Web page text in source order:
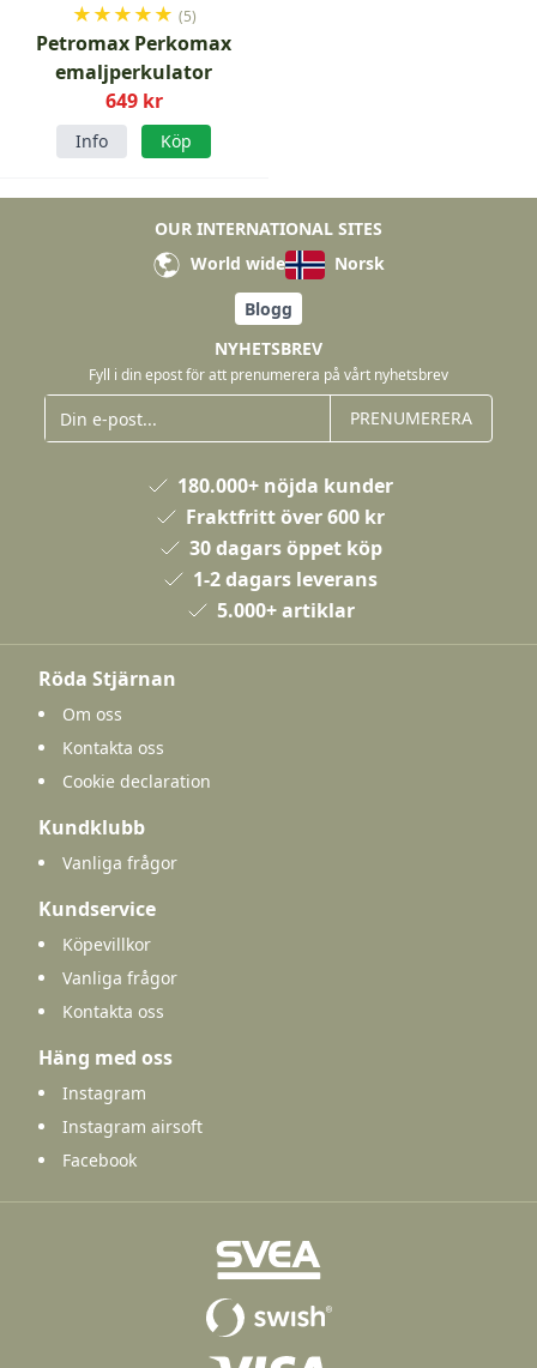
★★★★★ (5)
Petromax Perkomax
emaljperkulator
649 kr
Info Köp
OUR INTERNATIONAL SITES
World wide
Norsk
Blogg
NYHETSBREV
Fyll i din epost för att prenumerera på vårt nyhetsbrev
PRENUMERERA
180.000+ nöjda kunder
Fraktfritt över 600 kr
30 dagars öppet köp
1-2 dagars leverans
5.000+ artiklar
Röda Stjärnan
Om oss
Kontakta oss
Cookie declaration
Kundklubb
Vanliga frågor
Kundservice
Köpevillkor
Vanliga frågor
Kontakta oss
Häng med oss
Instagram
Instagram airsoft
Facebook